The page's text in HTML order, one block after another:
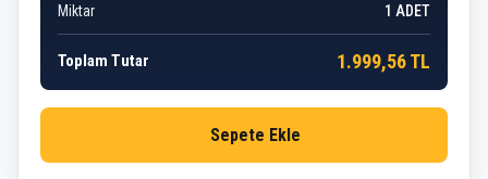
Miktar
1 ADET
Toplam Tutar 1.999,56 TL
Sepete Ekle